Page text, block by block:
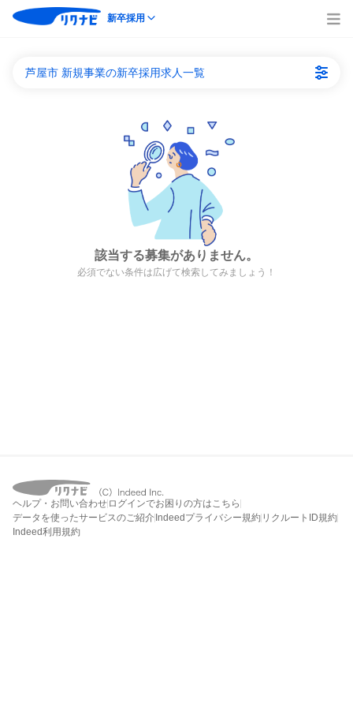
新卒採用
芦屋市 新規事業の新卒採用求人一覧
該当する募集がありません。
必須でない条件は広げて検索してみましょう！
ヘルプ・お問い合わせ ログインでお困りの方はこちら
データを使ったサービスのご紹介 Indeedプライバシー規約 リクルートID規約
Indeed利用規約